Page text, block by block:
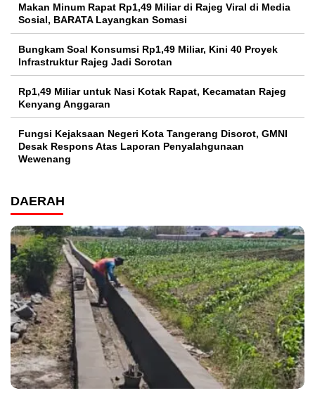
Makan Minum Rapat Rp1,49 Miliar di Rajeg Viral di Media
Sosial, BARATA Layangkan Somasi
Bungkam Soal Konsumsi Rp1,49 Miliar, Kini 40 Proyek
Infrastruktur Rajeg Jadi Sorotan
Rp1,49 Miliar untuk Nasi Kotak Rapat, Kecamatan Rajeg
Kenyang Anggaran
Fungsi Kejaksaan Negeri Kota Tangerang Disorot, GMNI
Desak Respons Atas Laporan Penyalahgunaan
Wewenang
DAERAH